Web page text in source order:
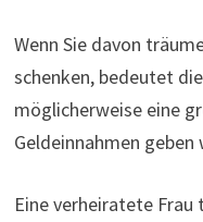
Wenn Sie davon
schenken, bedeutet
möglicherweise eine
Geldeinnahmen geben
Eine verheiratete